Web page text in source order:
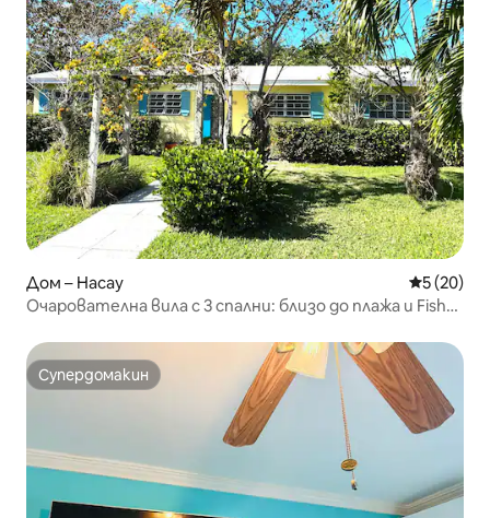
Дом – Насау Средна
5 (20)
Очарователна вила с 3 спални: близо до плажа и Fish
Супердомакин
Супердомакин